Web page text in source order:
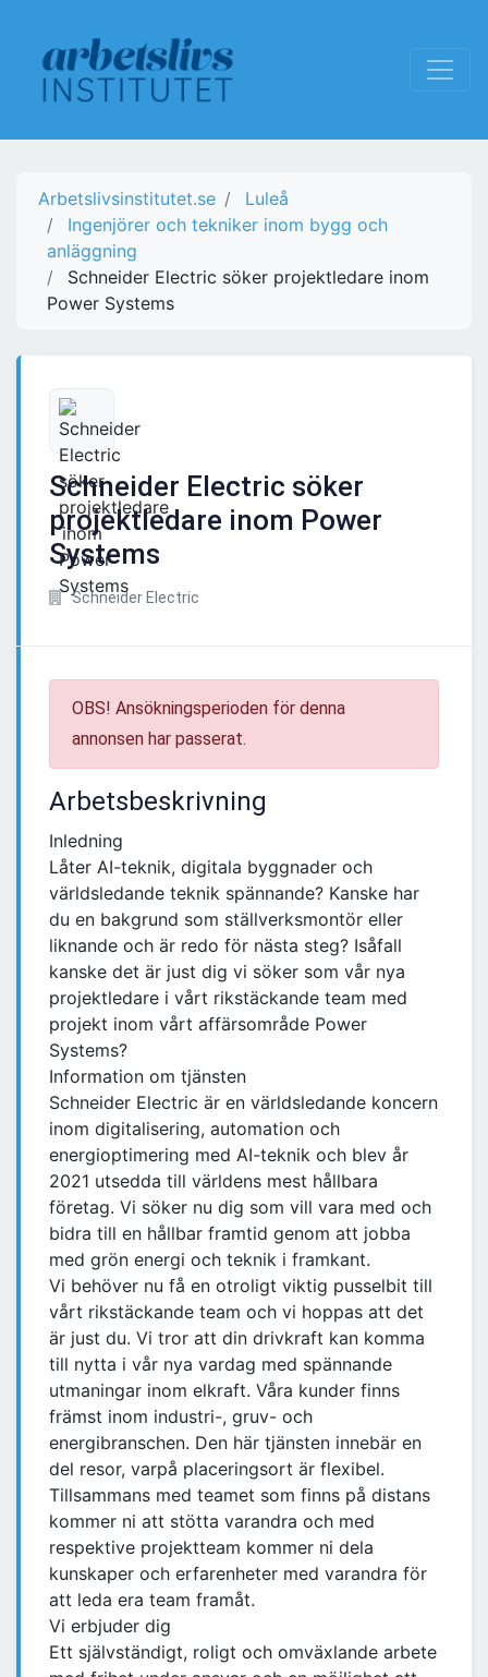
Arbetslivsinstitutet.se
Luleå
Ingenjörer och tekniker inom bygg och
anläggning
Schneider Electric söker projektledare inom
Power Systems
Schneider Electric söker
projektledare inom Power
Systems
Schneider Electric
OBS! Ansökningsperioden för denna
annonsen har passerat.
Arbetsbeskrivning
Inledning
Låter AI-teknik, digitala byggnader och
världsledande teknik spännande? Kanske har
du en bakgrund som ställverksmontör eller
liknande och är redo för nästa steg? Isåfall
kanske det är just dig vi söker som vår nya
projektledare i vårt rikstäckande team med
projekt inom vårt affärsområde Power
Systems?
Information om tjänsten
Schneider Electric är en världsledande koncern
inom digitalisering, automation och
energioptimering med AI-teknik och blev år
2021 utsedda till världens mest hållbara
företag. Vi söker nu dig som vill vara med och
bidra till en hållbar framtid genom att jobba
med grön energi och teknik i framkant.
Vi behöver nu få en otroligt viktig pusselbit till
vårt rikstäckande team och vi hoppas att det
är just du. Vi tror att din drivkraft kan komma
till nytta i vår nya vardag med spännande
utmaningar inom elkraft. Våra kunder finns
främst inom industri-, gruv- och
energibranschen. Den här tjänsten innebär en
del resor, varpå placeringsort är flexibel.
Tillsammans med teamet som finns på distans
kommer ni att stötta varandra och med
respektive projektteam kommer ni dela
kunskaper och erfarenheter med varandra för
att leda era team framåt.
Vi erbjuder dig
Ett självständigt, roligt och omväxlande arbete